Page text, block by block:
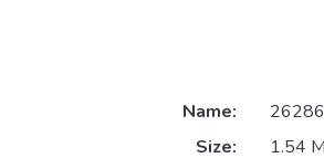
Name:
Size:
1.54